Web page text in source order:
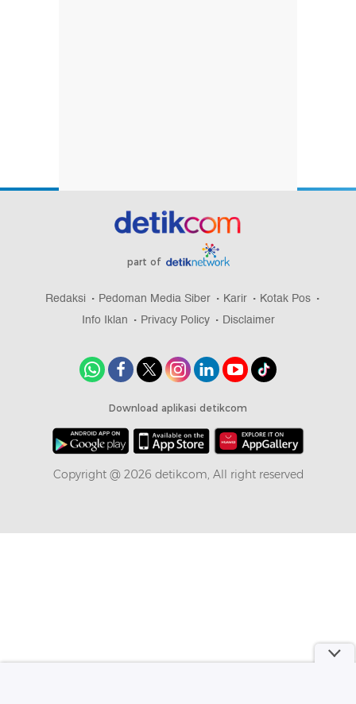
part of
Redaksi Pedoman Media Siber Karir
Kotak Pos
Info Iklan
Privacy Policy Disclaimer
Download aplikasi detikcom
Copyright @ 2026 detikcom, All right reserved